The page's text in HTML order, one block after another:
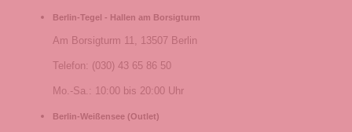
Berlin-Tegel - Hallen am Borsigturm
Am Borsigturm 11, 13507 Berlin
Telefon: (030) 43 65 86 50
Mo.-Sa.: 10:00 bis 20:00 Uhr
Berlin-Weißensee (Outlet)